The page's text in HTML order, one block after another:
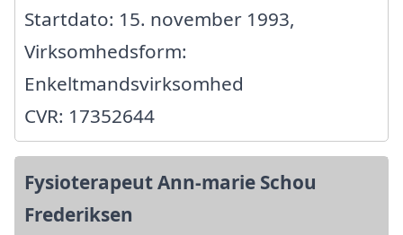
Startdato: 15. november 1993,
Virksomhedsform:
Enkeltmandsvirksomhed
CVR: 17352644
Fysioterapeut Ann-marie Schou
Frederiksen